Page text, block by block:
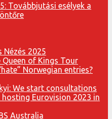
Továbbjutási esélyek a
Nézés 2025
Norwegian entries?
We start consultations
Eurovision 2023 in